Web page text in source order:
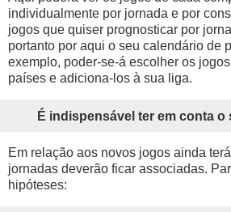
individualmente por jornada e por
jogos que quiser prognosticar por
portanto por aqui o seu calendário de
exemplo, poder-se-á escolher os
países e adiciona-los à sua liga.
É indispensável ter em conta
Em relação aos novos jogos ainda
jornadas deverão ficar associadas.
hipóteses: